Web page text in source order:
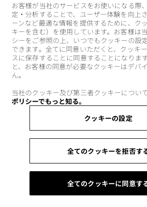
お客様が当社のサービスをお使いになる際
定・分析することで、ユーザー体験を向上
ーンなど最適な情報を提供するために、ク
キーを含む）を使用しています。お客様は
シーをご参照の上、いつでもクッキーの設
できます。全てに同意いただくと、クッキ
スに保存することに同意することになりま
と、お客様の同意が必要なクッキーはデバ
ん。
当社のクッキー及び第三者クッキーについ
ポリシーでもっと知る。
クッキーの設定
全てのクッキーを拒否す
全てのクッキーに同意す